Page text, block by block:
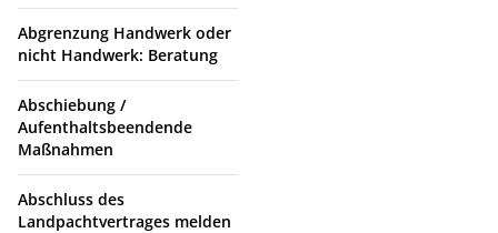
Abgrenzung Handwerk oder
nicht Handwerk: Beratung
Abschiebung /
Aufenthaltsbeendende
Maßnahmen
Abschluss des
Landpachtvertrages melden